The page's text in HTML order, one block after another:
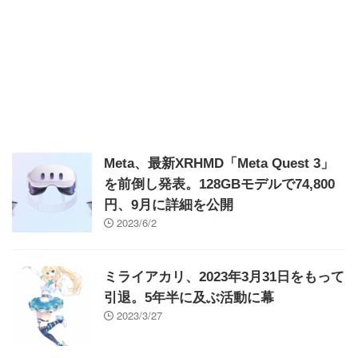
Meta、最新XRHMD「Meta Quest 3」
を前倒し発表。128GBモデルで74,800
円、9月に詳細を公開
2023/6/2
ミライアカリ、2023年3月31日をもって
引退。5年半に及ぶ活動に幕
2023/3/27